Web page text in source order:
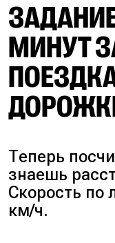
МИНУТ
Теперь
знаешь
Скорость по
км/ч.